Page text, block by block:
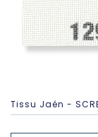
Tissu Jaén -